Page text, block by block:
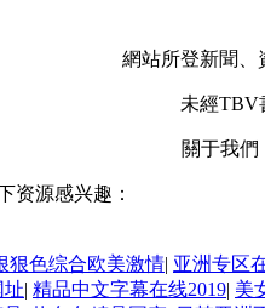
網站所登新聞、
未經TBV
關于我們
资源感兴趣：
狠色综合欧美激情| 亚洲专区
址| 精品中文字幕在线2019| 美